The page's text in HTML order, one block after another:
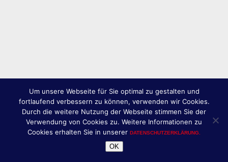
Um unsere Webseite für Sie optimal zu gestalten und
fortlaufend verbessern zu können, verwenden wir Cookies.
Durch die weitere Nutzung der Webseite stimmen Sie der
Verwendung von Cookies zu. Weitere Informationen zu
Cookies erhalten Sie in unserer DATENSCHUTZERKLÄRUNG.
OK